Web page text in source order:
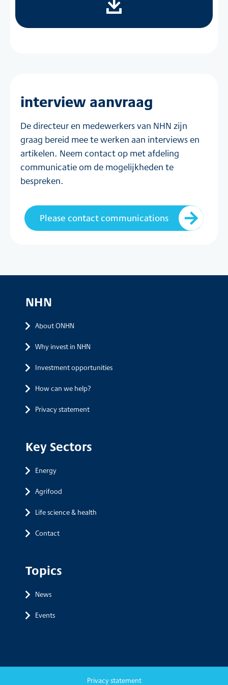
interview aanvraag
De directeur en medewerkers van NHN zijn
graag bereid mee te werken aan interviews en
artikelen. Neem contact op met afdeling
communicatie om de mogelijkheden te
bespreken.
Please contact communications
NHN
About ONHN
Why invest in NHN
Investment opportunities
How can we help?
Privacy statement
Key Sectors
Energy
Agrifood
Life science & health
Contact
Topics
News
Events
Privacy statement